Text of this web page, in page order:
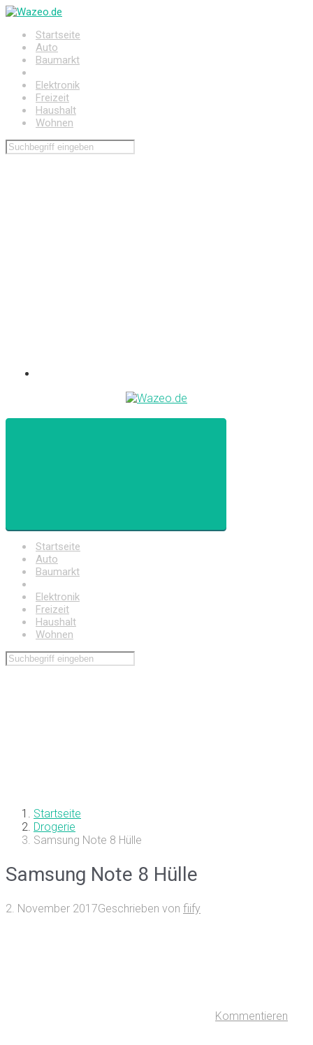
Zum
springenStartseite
Auto
Baumarkt
Elektronik
Freizeit
Haushalt
Wohnen
Startseite
Auto
Baumarkt
Elektronik
Freizeit
Haushalt
Wohnen
Startseite
Drogerie
Samsung Note 8 Hülle
Samsung Note 8 Hülle
2. November 2017Geschrieben von fiify
Kommentieren